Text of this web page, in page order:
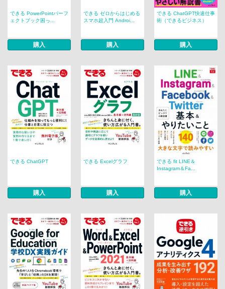
できる PowerPointパーフ
ェクトブック困っ...
購入
できる ゼロからはじめる
スマホ超入門 Androi...
購入
できる ChatGPT快速仕事
術（できるビジネス）
購入
できる ChatGPT
購入
できる Excelグラフ
購入
できる fit LINE＆
Instagram＆Fa...
購入